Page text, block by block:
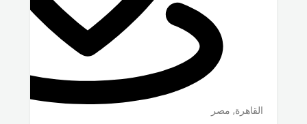
القاهرة, مصر